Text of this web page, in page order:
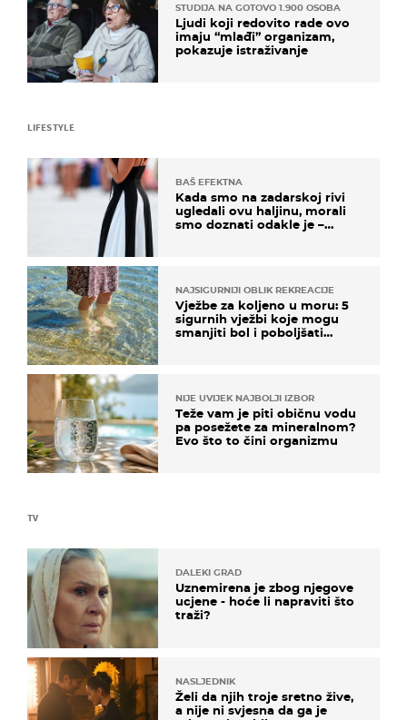
STUDIJA NA GOTOVO 1.900 OSOBA
Ljudi koji redovito rade ovo
imaju “mlađi” organizam,
pokazuje istraživanje
TV
DALEKI GRAD
Uznemirena je zbog njegove
ucjene - hoće li napraviti što
traži?
NASLJEDNIK
Želi da njih troje sretno žive,
a nije ni svjesna da ga je
LIFESTYLE
BAŠ EFEKTNA
Kada smo na zadarskoj rivi
ugledali ovu haljinu, morali
smo doznati odakle je –
NAJSIGURNIJI OBLIK REKREACIJE
Vježbe za koljeno u moru: 5
sigurnih vježbi koje mogu
smanjiti bol i poboljšati
NIJE UVIJEK NAJBOLJI IZBOR
Teže vam je piti običnu vodu
pa posežete za mineralnom?
Evo što to čini organizmu